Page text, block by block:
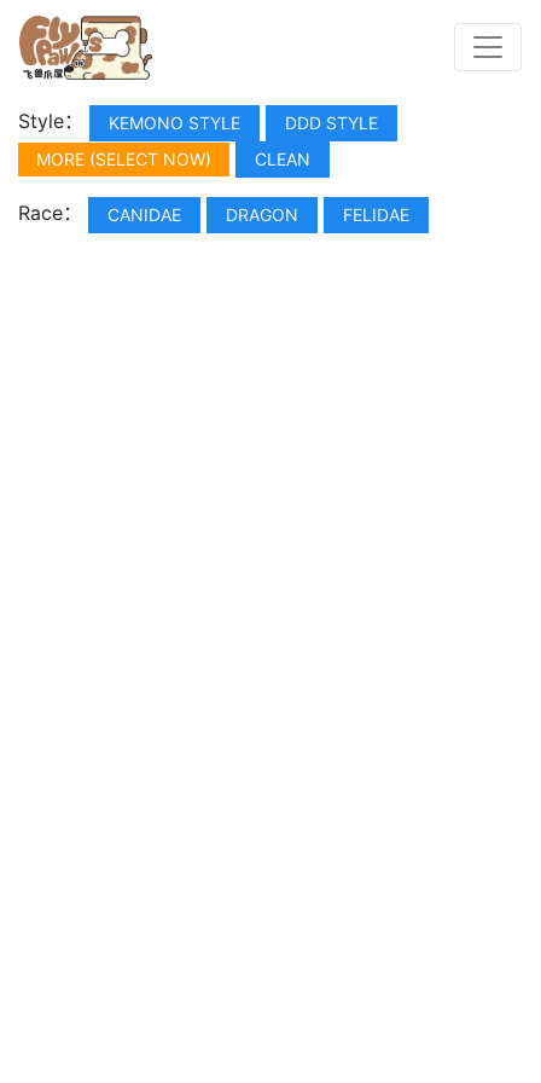
Style： KEMONO STYLE
DDD STYLE
MORE (SELECT NOW)
CLEAN
Race： CANIDAE DRAGON FELIDAE